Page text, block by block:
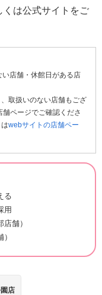
くは公式サイトをご
店舗・休館日がある店
取扱いのない店舗もござ
ページでご確認くださ
webサイトの店舗ペー
る
用
舗）
店